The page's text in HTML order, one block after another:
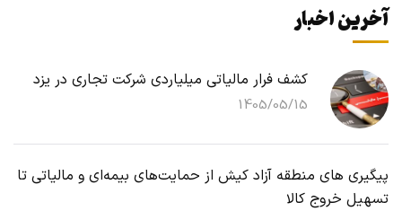
آخرین اخبار
کشف فرار مالیاتی میلیاردی شرکت تجاری در یزد
1405/05/15
پیگیری های منطقه آزاد کیش از حمایت‌های بیمه‌ای و مالیاتی تا
تسهیل خروج کالا